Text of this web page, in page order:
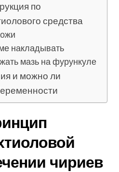
по
средства
накладывать
мазь на фурункуле
и можно ли
чириев